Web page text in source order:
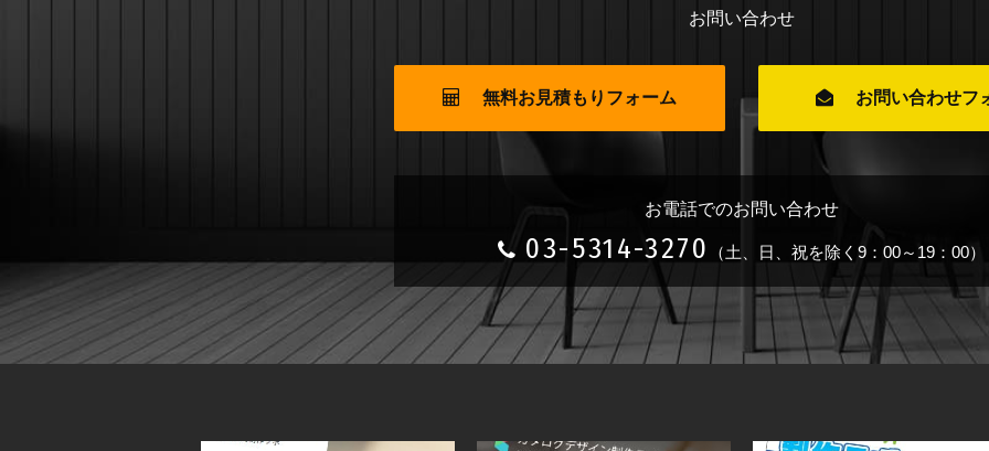
お問い合わせ
無料お見積もりフォーム お問い合わせフ
お電話でのお問い合わせ
03-5314-3270 （土、日、祝を除く9：00～19：00）